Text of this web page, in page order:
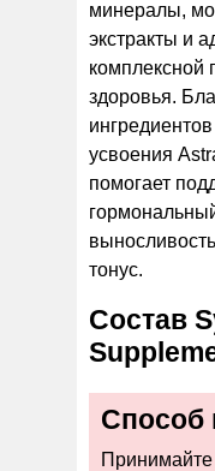
минералы,
экстракты и
комплексной
здоровья.
усвоения
помогает
тонус.
Состав
Способ